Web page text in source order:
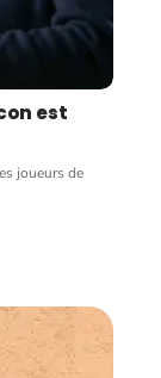
est
joueurs de